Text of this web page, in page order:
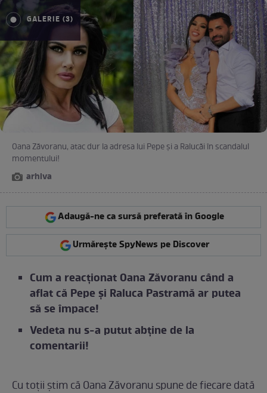
GALERIE (3)
Oana Zăvoranu, atac dur la adresa lui Pepe și a Ralucăi în scandalul
momentului!
arhiva
Adaugă-ne ca sursă preferată în Google
Urmărește SpyNews pe Discover
Cum a reacționat Oana Zăvoranu când a
aflat că Pepe și Raluca Pastramă ar putea
să se împace!
Vedeta nu s-a putut abține de la
comentarii!
Cu toții știm că Oana Zăvoranu spune de fiecare dată